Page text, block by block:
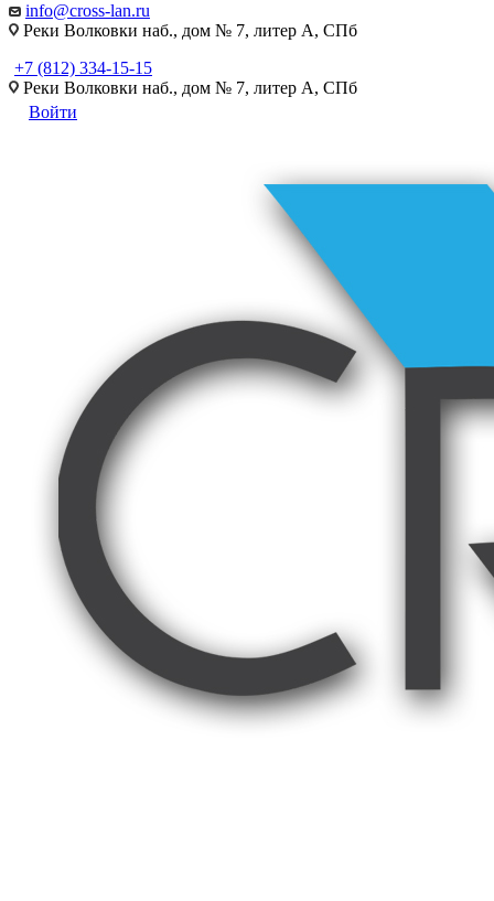
info@cross-lan.ru
Реки Волковки наб., дом № 7, литер А, СПб
+7 (812) 334-15-15
Реки Волковки наб., дом № 7, литер А, СПб
Войти